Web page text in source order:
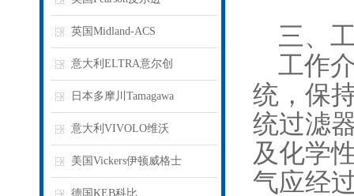
英国Midland-ACS
意大利ELTRA意尔创
日本多摩川Tamagawa
意大利VIVOLO维沃
美国Vickers伊顿威格士
德国KEB科比
三、
工作介
统，保
统过滤
及化学
气应经